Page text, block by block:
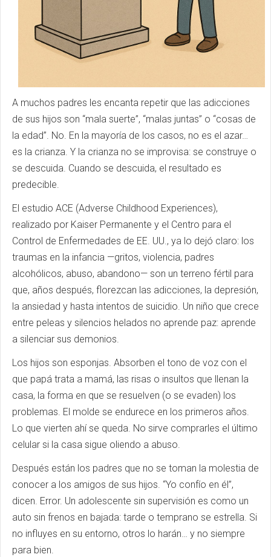
A muchos padres les encanta repetir que las adicciones
de sus hijos son “mala suerte”, “malas juntas” o “cosas de
la edad”. No. En la mayoría de los casos, no es el azar…
es la crianza. Y la crianza no se improvisa: se construye o
se descuida. Cuando se descuida, el resultado es
predecible.
El estudio ACE (Adverse Childhood Experiences),
realizado por Kaiser Permanente y el Centro para el
Control de Enfermedades de EE. UU., ya lo dejó claro: los
traumas en la infancia —gritos, violencia, padres
alcohólicos, abuso, abandono— son un terreno fértil para
que, años después, florezcan las adicciones, la depresión,
la ansiedad y hasta intentos de suicidio. Un niño que crece
entre peleas y silencios helados no aprende paz: aprende
a silenciar sus demonios.
Los hijos son esponjas. Absorben el tono de voz con el
que papá trata a mamá, las risas o insultos que llenan la
casa, la forma en que se resuelven (o se evaden) los
problemas. El molde se endurece en los primeros años.
Lo que vierten ahí se queda. No sirve comprarles el último
celular si la casa sigue oliendo a abuso.
Después están los padres que no se toman la molestia de
conocer a los amigos de sus hijos. “Yo confío en él”,
dicen. Error. Un adolescente sin supervisión es como un
auto sin frenos en bajada: tarde o temprano se estrella. Si
no influyes en su entorno, otros lo harán… y no siempre
para bien.